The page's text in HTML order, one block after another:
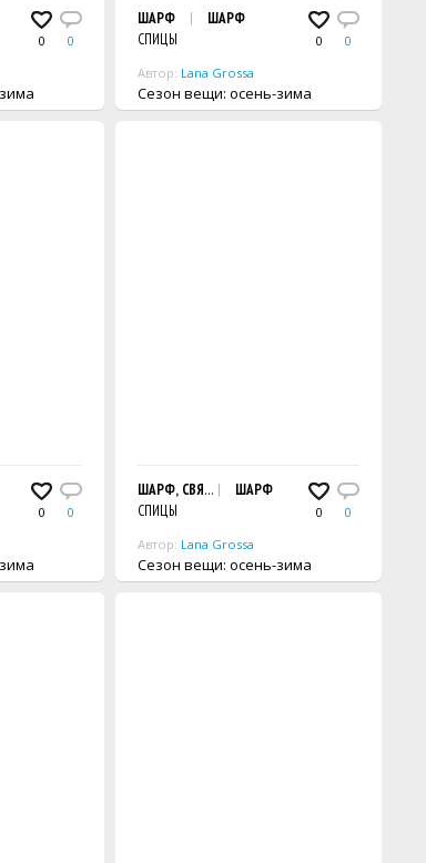
0 0
зима
0 0
ШАРФ
ШАРФ
СПИЦЫ
Автор: Lana Grossa
Сезон вещи: осень-зима
0 0
С ВЫТЯНУТЫМИ ПЕТЛЯМИ
зима
0 0
ШАРФ, СВЯЗАННЫЙ БАМБУКОВЫМИ ДОРОЖКАМИ
ШАРФ
СПИЦЫ
Автор: Lana Grossa
Сезон вещи: осень-зима